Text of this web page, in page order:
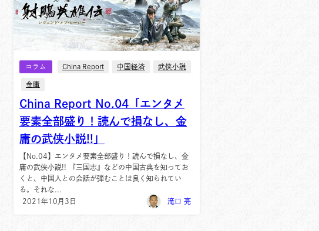
コラム China Report 中国経済 武侠小説
金庸
China Report No.04「エンタメ
要素全部盛り！読んで損なし、金
庸の武侠小説!!」
【No.04】エンタメ要素全部盛り！読んで損なし、金
庸の武侠小説!! 『三国志』などの中国古典を知ってお
くと、中国人との会話が弾むことは良く知られてい
る。それな...
2021年10月3日
滝口 亮